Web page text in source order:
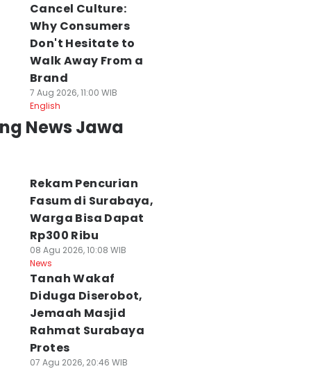
Cancel Culture:
Why Consumers
Don't Hesitate to
Walk Away From a
Brand
7 Aug 2026, 11:00 WIB
English
News Jawa
Rekam Pencurian
Fasum di Surabaya,
Warga Bisa Dapat
Rp300 Ribu
08 Agu 2026, 10:08 WIB
News
Tanah Wakaf
Diduga Diserobot,
Jemaah Masjid
Rahmat Surabaya
Protes
07 Agu 2026, 20:46 WIB